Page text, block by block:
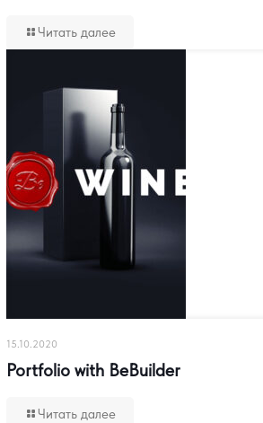
Читать далее
15.10.2020
Portfolio with BeBuilder
Читать далее